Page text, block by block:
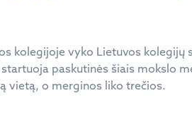
kolegijoje vyko Lietuvos kolegijų
paskutinės šiais mokslo
vietą, o merginos liko trečios.